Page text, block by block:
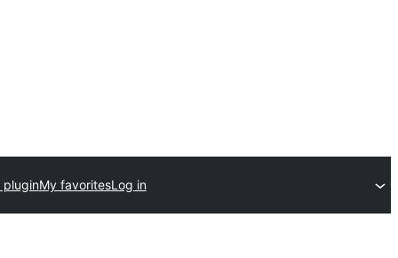
pluginMy favoritesLog in